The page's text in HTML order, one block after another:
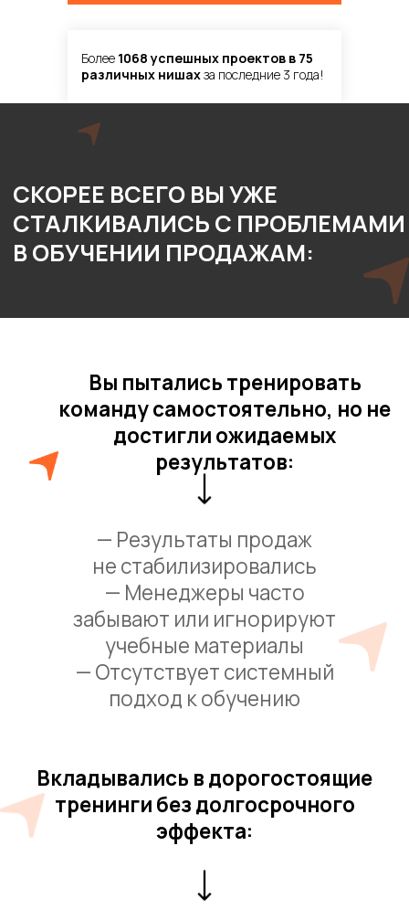
Более 1068 успешных проектов в 75
различных нишахза последние 3 года!
команду самостоятельно, но не
достигли ожидаемых
результатов:
Обратились к тренеру,
у которого не хватает
практического опыта:
— Менеджеры часто
забывают или игнорируют
учебные материалы
— Отсутствует системный
— После тренинга энтузиазм
быстро исчезает
— Применение полученных
навыков не становится
— Не происходит реального
улучшения коммуникативных
навыков менеджеров
— Тренинги часто кажутся оторванными
от реальной действительности
— Отсутствует индивидуальный подход
к каждому участнику тренинга